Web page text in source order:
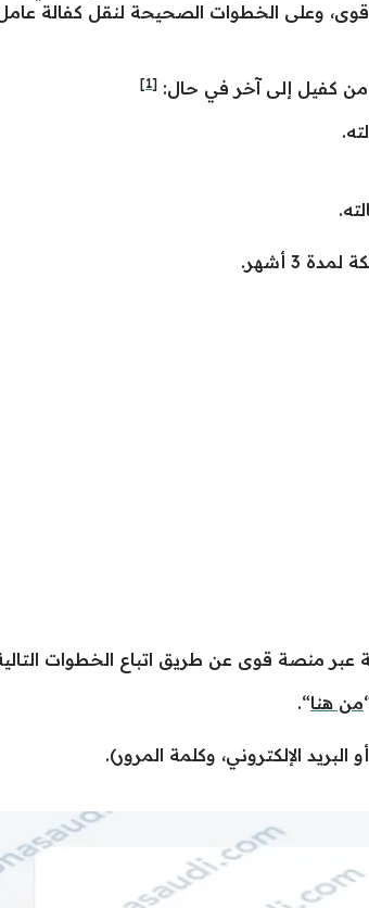
وعلى الخطوات الصحيحة لنقل كفالة
من كفيل إلى آخر في حال: [1]
3 أشهر.
عبر منصة قوى عن طريق اتباع الخطوات
من هنا“.
الإلكتروني، وكلمة المرور).